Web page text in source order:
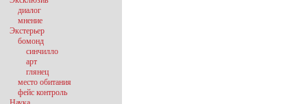
диалог
мнение
Экстерьер
бомонд
синчилло
арт
глянец
место обитания
фейс контроль